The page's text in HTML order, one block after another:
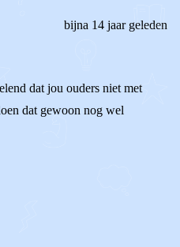
bijna 14 jaar geleden
dat jou ouders niet met
dat gewoon nog wel